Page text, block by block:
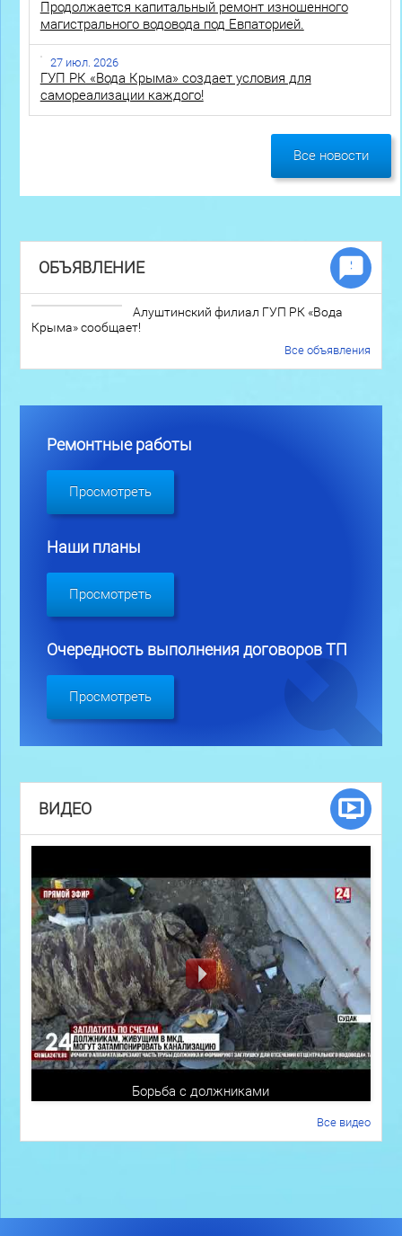
Продолжается капитальный ремонт изношенного
магистрального водовода под Евпаторией.
27 июл. 2026
ГУП РК «Вода Крыма» создает условия для
самореализации каждого!
Все новости
ОБЪЯВЛЕНИЕ
Алуштинский филиал ГУП РК «Вода
Крыма» сообщает!
Все объявления
Ремонтные работы
Просмотреть
Наши планы
Просмотреть
Очередность выполнения договоров ТП
Просмотреть
ВИДЕО
Борьба с должниками
Все видео